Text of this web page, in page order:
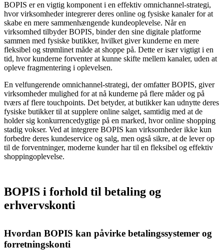
BOPIS er en vigtig komponent i en effektiv omnichannel-strategi,
hvor virksomheder integrerer deres online og fysiske kanaler for at
skabe en mere sammenhængende kundeoplevelse. Når en
virksomhed tilbyder BOPIS, binder den sine digitale platforme
sammen med fysiske butikker, hvilket giver kunderne en mere
fleksibel og strømlinet måde at shoppe på. Dette er især vigtigt i en
tid, hvor kunderne forventer at kunne skifte mellem kanaler, uden at
opleve fragmentering i oplevelsen.
En velfungerende omnichannel-strategi, der omfatter BOPIS, giver
virksomheder mulighed for at nå kunderne på flere måder og på
tværs af flere touchpoints. Det betyder, at butikker kan udnytte deres
fysiske butikker til at supplere online salget, samtidig med at de
holder sig konkurrencedygtige på en marked, hvor online shopping
stadig vokser. Ved at integrere BOPIS kan virksomheder ikke kun
forbedre deres kundeservice og salg, men også sikre, at de lever op
til de forventninger, moderne kunder har til en fleksibel og effektiv
shoppingoplevelse.
BOPIS i forhold til betaling og
erhvervskonti
Hvordan BOPIS kan påvirke betalingssystemer og
forretningskonti